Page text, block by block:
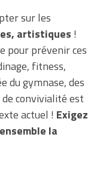
sur les
artistiques !
pour prévenir ces
fitness,
du gymnase, des
convivialité est
actuel ! Exigez
la